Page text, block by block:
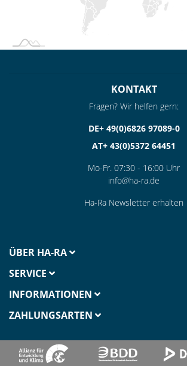
KONTAKT
Fragen? Wir helfen gern:
DE+ 49(0)6826 97089-0
AT+ 43(0)5372 64451
Mo-Fr. 07:30 - 16:00 Uhr
info@ha-ra.de
Ha-Ra Newsletter erhalten
ÜBER HA-RA
SERVICE
INFORMATIONEN
ZAHLUNGSARTEN